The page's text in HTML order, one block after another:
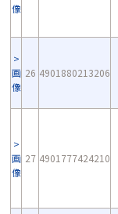
像
画
像
26 4901880213206
画
像
27 4901777424210